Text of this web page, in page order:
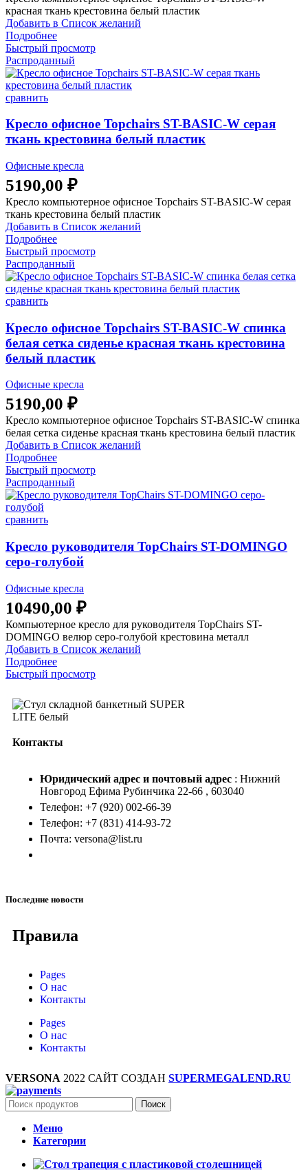
красная ткань крестовина белый пластик
Добавить в Список желаний
Подробнее
Быстрый просмотр
Распроданный
сравнить
Кресло офисное Topchairs ST-BASIC-W серая
ткань крестовина белый пластик
Офисные кресла
5190,00 ₽
Кресло компьютерное офисное Topchairs ST-BASIC-W серая
ткань крестовина белый пластик
Добавить в Список желаний
Подробнее
Быстрый просмотр
Распроданный
сравнить
Кресло офисное Topchairs ST-BASIC-W спинка
белая сетка сиденье красная ткань крестовина
белый пластик
Офисные кресла
5190,00 ₽
Кресло компьютерное офисное Topchairs ST-BASIC-W спинка
белая сетка сиденье красная ткань крестовина белый пластик
Добавить в Список желаний
Подробнее
Быстрый просмотр
Распроданный
сравнить
Кресло руководителя TopChairs ST-DOMINGO
серо-голубой
Офисные кресла
10490,00 ₽
Компьютерное кресло для руководителя TopChairs ST-
DOMINGO велюр серо-голубой крестовина металл
Добавить в Список желаний
Подробнее
Быстрый просмотр
Контакты
Юридический адрес и почтовый адрес : Нижний
Новгород Ефима Рубинчика 22-66 , 603040
Телефон: +7 (920) 002-66-39
Телефон: +7 (831) 414-93-72
Почта: versona@list.ru
Последние новости
Правила
Pages
О нас
Контакты
Pages
О нас
Контакты
VERSONA 2022 САЙТ СОЗДАН SUPERMEGALEND.RU
Поиск
Меню
Категории